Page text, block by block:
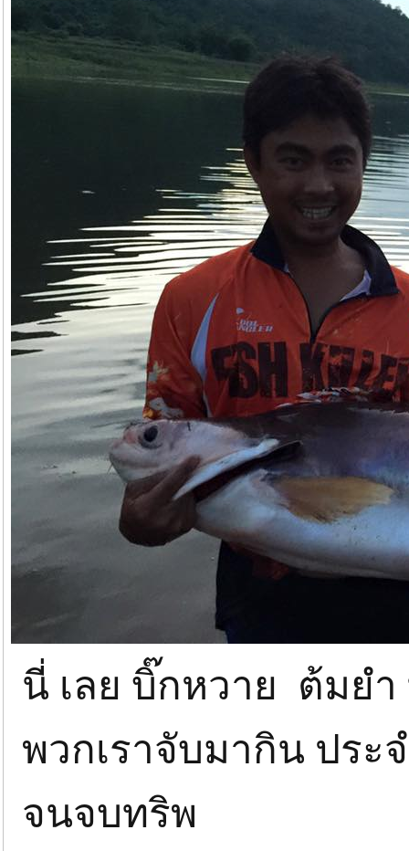
นี่ เลย บิ๊กหวาย ต้มย
พวกเราจับมากิน ประ
จนจบทริพ